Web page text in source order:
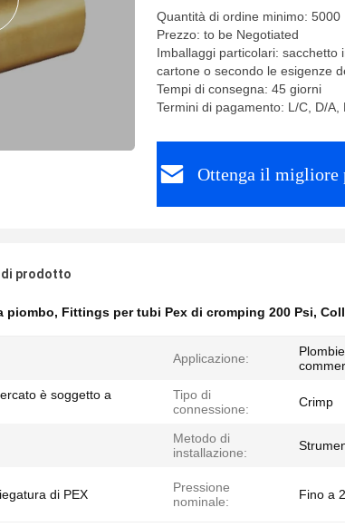
Quantità di ordine minimo: 5000
Prezzo: to be Negotiated
Imballaggi particolari: sacchetto
cartone o secondo le esigenze
Tempi di consegna: 45 giorni
Termini di pagamento: L/C, D/
Ottenga il migliore
di prodotto
piombo, Fittings per tubi Pex di cromping 200 Psi,
Applicazione:
è soggetto a
Tipo di
connessione:
Crimp
Metodo di
installazione:
di PEX
Pressione
nominale:
Fino a